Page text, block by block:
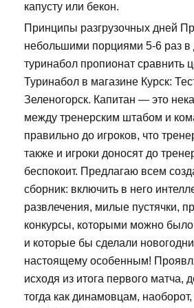
капусту или бекон.
Принципы разгрузочных дней
небольшими порциями 5-6 раз в
туринабол пропионат сравнить
Туринабол в магазине Курск:
Зеленогорск. Капитан — это
между тренерским штабом и
правильно до игроков, что
также и игроки доносят до
беспокоит. Предлагаю всем
сборник: включить в него
развлечения, милые пустячки,
конкурсы, которыми можно
и которые бы сделали
настоящему особенным!
исходя из итога первого матча,
тогда как динамовцам,